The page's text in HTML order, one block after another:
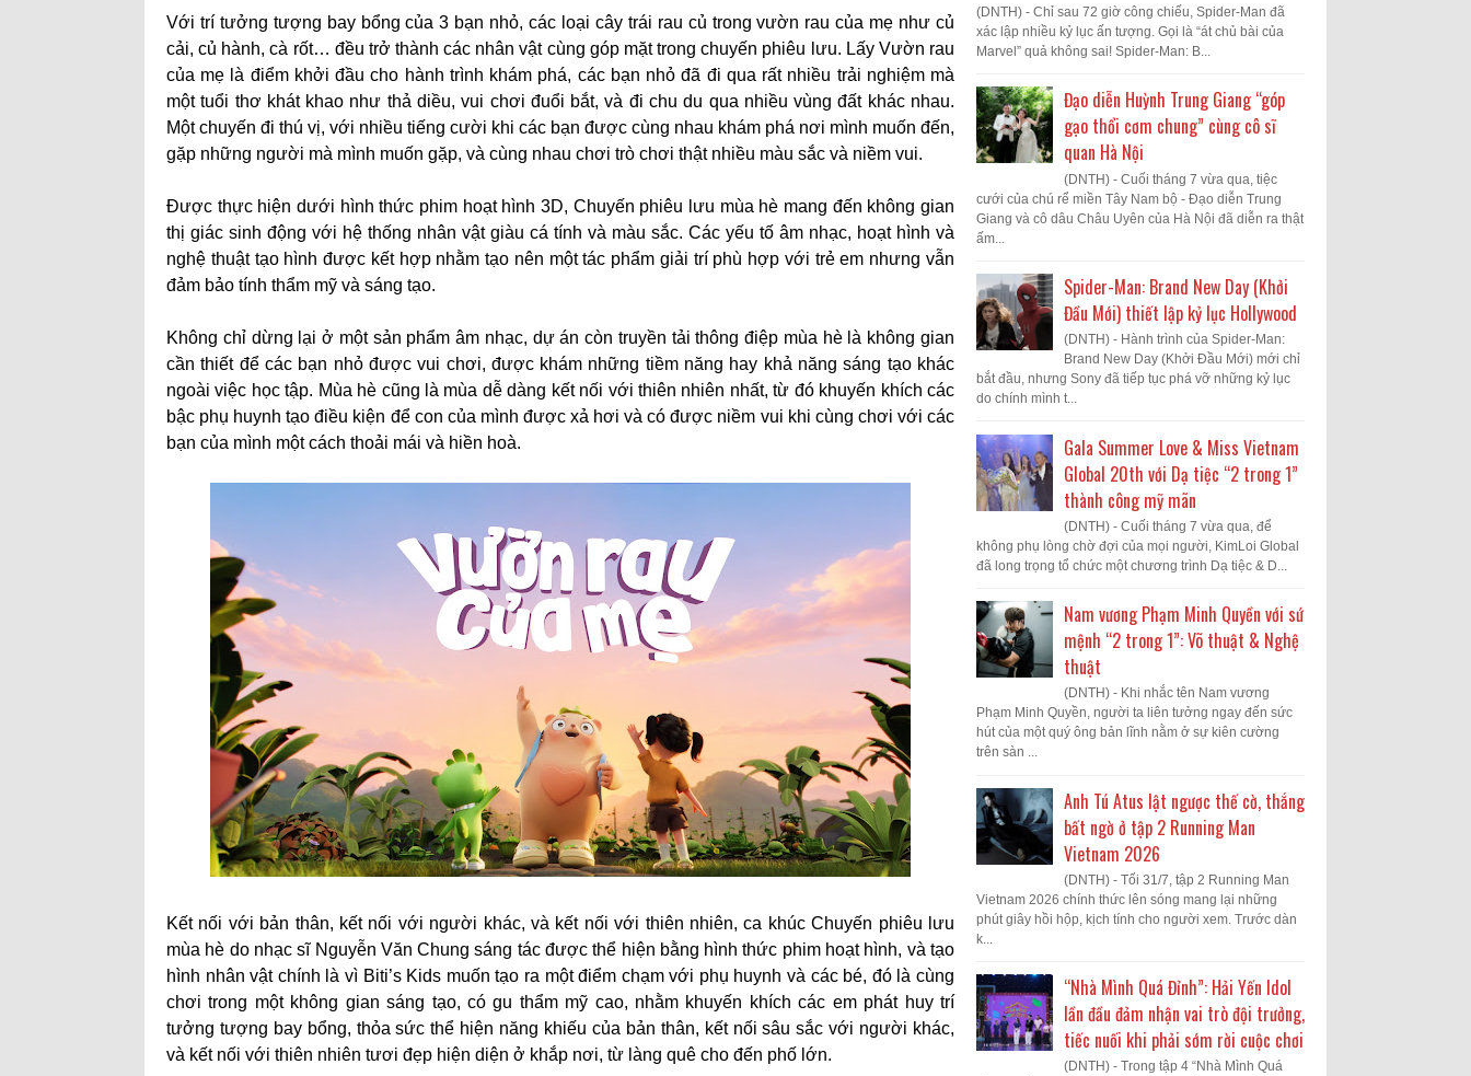
Với trí tưởng tượng bay bổng của 3 bạn nhỏ, các loại cây trái rau củ trong vườn rau của mẹ như củ
cải, củ hành, cà rốt… đều trở thành các nhân vật cùng góp mặt trong chuyến phiêu lưu. Lấy Vườn rau
của mẹ là điểm khởi đầu cho hành trình khám phá, các bạn nhỏ đã đi qua rất nhiều trải nghiệm mà
một tuổi thơ khát khao như thả diều, vui chơi đuổi bắt, và đi chu du qua nhiều vùng đất khác nhau.
Một chuyến đi thú vị, với nhiều tiếng cười khi các bạn được cùng nhau khám phá nơi mình muốn đến,
gặp những người mà mình muốn gặp, và cùng nhau chơi trò chơi thật nhiều màu sắc và niềm vui.
Được thực hiện dưới hình thức phim hoạt hình 3D, Chuyến phiêu lưu mùa hè mang đến không gian
thị giác sinh động với hệ thống nhân vật giàu cá tính và màu sắc. Các yếu tố âm nhạc, hoạt hình và
nghệ thuật tạo hình được kết hợp nhằm tạo nên một tác phẩm giải trí phù hợp với trẻ em nhưng vẫn
đảm bảo tính thẩm mỹ và sáng tạo.
Không chỉ dừng lại ở một sản phẩm âm nhạc, dự án còn truyền tải thông điệp mùa hè là không gian
cần thiết để các bạn nhỏ được vui chơi, được khám những tiềm năng hay khả năng sáng tạo khác
ngoài việc học tập. Mùa hè cũng là mùa dễ dàng kết nối với thiên nhiên nhất, từ đó khuyến khích các
bậc phụ huynh tạo điều kiện để con của mình được xả hơi và có được niềm vui khi cùng chơi với các
bạn của mình một cách thoải mái và hiền hoà.
Kết nối với bản thân, kết nối với người khác, và kết nối với thiên nhiên, ca khúc Chuyến phiêu lưu
mùa hè do nhạc sĩ Nguyễn Văn Chung sáng tác được thể hiện bằng hình thức phim hoạt hình, và tạo
hình nhân vật chính là vì Biti’s Kids muốn tạo ra một điểm chạm với phụ huynh và các bé, đó là cùng
chơi trong một không gian sáng tạo, có gu thẩm mỹ cao, nhằm khuyến khích các em phát huy trí
tưởng tượng bay bổng, thỏa sức thể hiện năng khiếu của bản thân, kết nối sâu sắc với người khác,
và kết nối với thiên nhiên tươi đẹp hiện diện ở khắp nơi, từ làng quê cho đến phố lớn.
(DNTH) - Chỉ sau 72 giờ công chiếu, Spider-Man đã
xác lập nhiều kỷ lục ấn tượng. Gọi là “át chủ bài của
Marvel” quả không sai! Spider-Man: B...
Đạo diễn Huỳnh Trung Giang “góp
gạo thổi cơm chung” cùng cô sĩ
quan Hà Nội
(DNTH) - Cuối tháng 7 vừa qua, tiệc
cưới của chú rể miền Tây Nam bộ - Đạo diễn Trung
Giang và cô dâu Châu Uyên của Hà Nội đã diễn ra thật
ấm...
Spider-Man: Brand New Day (Khởi
Đầu Mới) thiết lập kỷ lục Hollywood
(DNTH) - Hành trình của Spider-Man:
Brand New Day (Khởi Đầu Mới) mới chỉ
bắt đầu, nhưng Sony đã tiếp tục phá vỡ những kỷ lục
do chính mình t...
Gala Summer Love & Miss Vietnam
Global 20th với Dạ tiệc “2 trong 1”
thành công mỹ mãn
(DNTH) - Cuối tháng 7 vừa qua, để
không phụ lòng chờ đợi của mọi người, KimLoi Global
đã long trọng tổ chức một chương trình Dạ tiệc & D...
Nam vương Phạm Minh Quyền với sứ
mệnh “2 trong 1”: Võ thuật & Nghệ
thuật
(DNTH) - Khi nhắc tên Nam vương
Phạm Minh Quyền, người ta liên tưởng ngay đến sức
hút của một quý ông bản lĩnh nằm ở sự kiên cường
trên sàn ...
Anh Tú Atus lật ngược thế cờ, thắng
bất ngờ ở tập 2 Running Man
Vietnam 2026
(DNTH) - Tối 31/7, tập 2 Running Man
Vietnam 2026 chính thức lên sóng mang lại những
phút giây hồi hộp, kịch tính cho người xem. Trước dàn
k...
“Nhà Mình Quá Đỉnh”: Hải Yến Idol
lần đầu đảm nhận vai trò đội trưởng,
tiếc nuối khi phải sớm rời cuộc chơi
(DNTH) - Trong tập 4 “Nhà Mình Quá